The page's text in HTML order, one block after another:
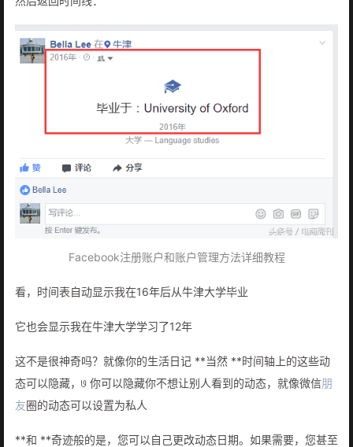
Facebook注册账户和账户管理方法详细教程
看，时间表自动显示我在16年后从牛津大学毕业
它也会显示我在牛津大学学习了12年
这不是很神奇吗？就像你的生活日记 **当然 **时间轴上的这些动
态可以隐藏，𞓜 你可以隐藏你不想让别人看到的动态，就像微信朋
友圈的动态可以设置为私人
**和 **奇迹般的是，您可以自己更改动态日期。如果需要，您甚至